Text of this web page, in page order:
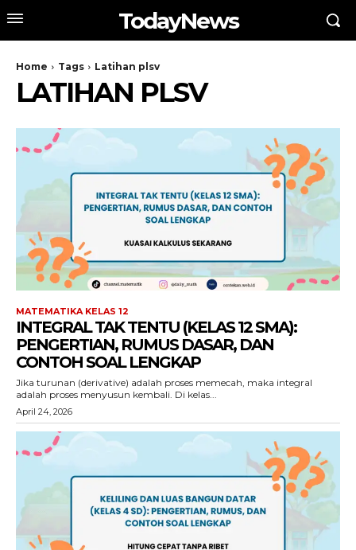
TodayNews
Home Tags Latihan plsv
LATIHAN PLSV
MATEMATIKA KELAS 12
INTEGRAL TAK TENTU (KELAS 12 SMA):
PENGERTIAN, RUMUS DASAR, DAN
CONTOH SOAL LENGKAP
Jika turunan (derivative) adalah proses memecah, maka integral
adalah proses menyusun kembali. Di kelas...
April 24, 2026